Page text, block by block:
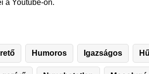
a Youtube-on.
Humoros Igazságos